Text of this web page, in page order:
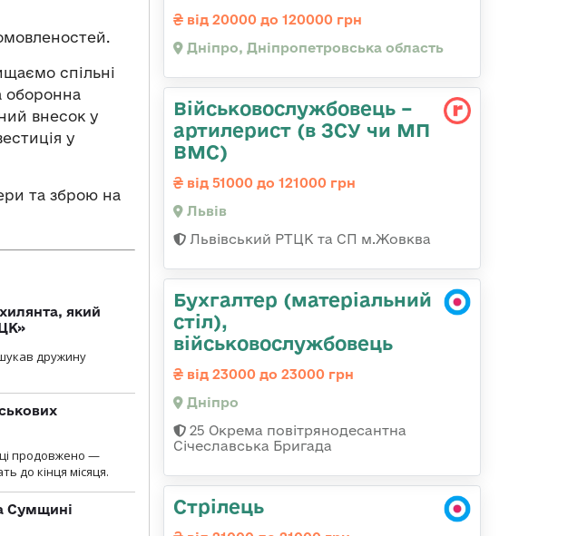
спільні
оборонна
внесок у
у
та зброю на
який
дружину
продовжено —
до кінця місяця.
Сумщині
від 20000 до 120000 грн
Дніпро, Дніпропетровська область
Військовослужбовець –
артилерист (в ЗСУ чи МП
ВМС)
від 51000 до 121000 грн
Львів
Львівський РТЦК та СП м.Жовква
Бухгалтер (матеріальний
стіл),
військовослужбовець
від 23000 до 23000 грн
Дніпро
25 Окрема повітрянодесантна
Січеславська Бригада
Стрілець